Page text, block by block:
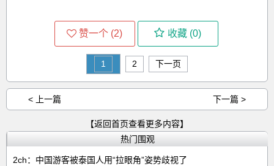
赞一个 (2) 收藏 (0)
1 2 下一页
< 上一篇 下一篇 >
【返回首页查看更多内容】
热门围观
2ch：中国游客被泰国人用“拉眼角”姿势歧视了